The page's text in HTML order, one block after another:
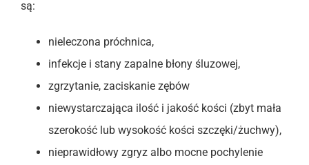
są:
nieleczona próchnica,
infekcje i stany zapalne błony śluzowej,
zgrzytanie, zaciskanie zębów
niewystarczająca ilość i jakość kości (zbyt mała
szerokość lub wysokość kości szczęki/żuchwy),
nieprawidłowy zgryz albo mocne pochylenie